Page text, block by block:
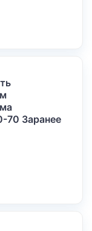
70 Заранее